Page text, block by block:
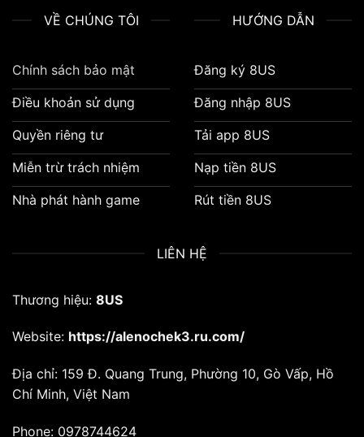
VỀ CHÚNG TÔI
Chính sách bảo mật
Điều khoản sử dụng
Quyền riêng tư
Miễn trừ trách nhiệm
Nhà phát hành game
HƯỚNG DẪN
Đăng ký 8US
Đăng nhập 8US
Tải app 8US
Nạp tiền 8US
Rút tiền 8US
LIÊN HỆ
Thương hiệu: 8US
Website: https://alenochek3.ru.com/
Địa chỉ: 159 Đ. Quang Trung, Phường 10, Gò Vấp, Hồ
Chí Minh, Việt Nam
Phone: 0978744624